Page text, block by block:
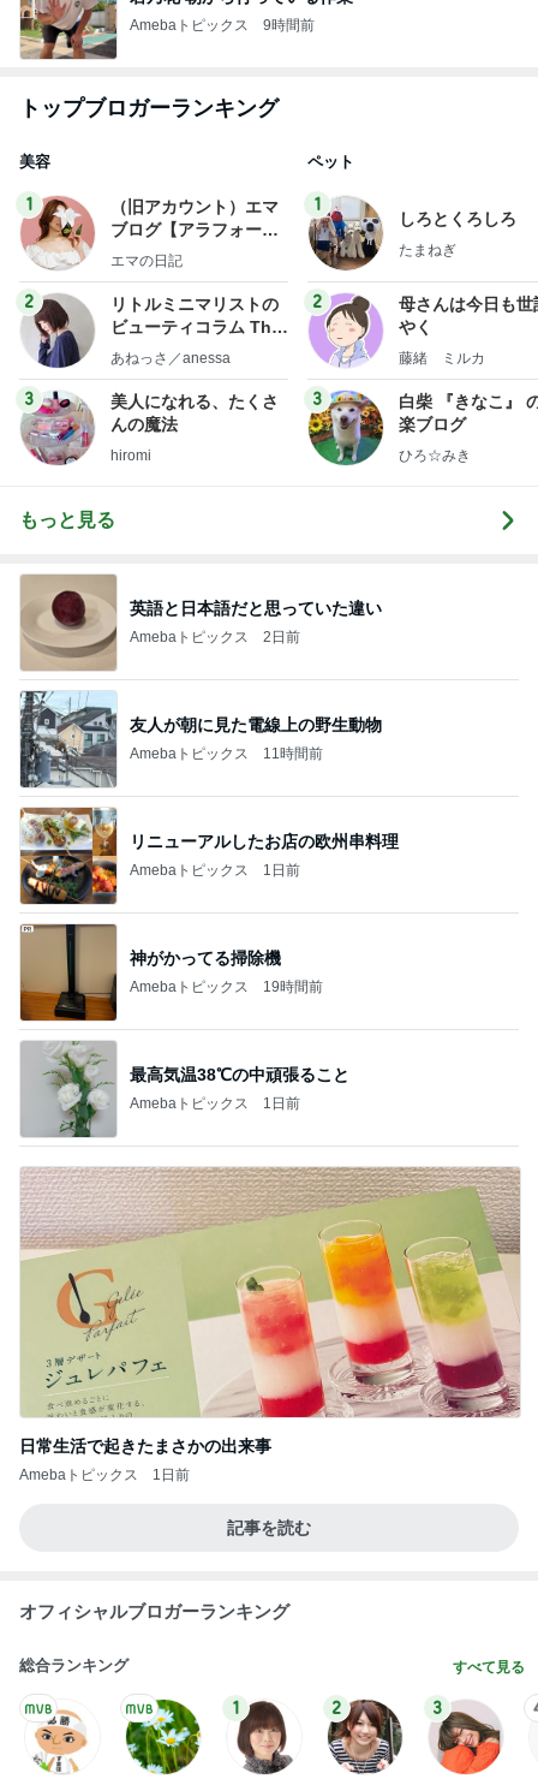
Amebaトピックス 9時間前
トップブロガーランキング
美容
1
（旧アカウント）エマ
ブログ【アラフォー会
社売却セカンドライ
エマの日記
2
リトルミニマリストの
ビューティコラム The
little minimalist's bea
あねっさ／anessa
3
美人になれる、たくさ
んの魔法
hiromi
ペット
1
しろとくろしろ
たまねぎ
2
母さんは今日も世
やく
藤緒 ミルカ
3
白柴 『きなこ』
楽ブログ
ひろ☆みき
もっと見る
英語と日本語だと思っていた違い
Amebaトピックス 2日前
友人が朝に見た電線上の野生動物
Amebaトピックス 11時間前
リニューアルしたお店の欧州串料理
Amebaトピックス 1日前
神がかってる掃除機
Amebaトピックス 19時間前
最高気温38℃の中頑張ること
Amebaトピックス 1日前
日常生活で起きたまさかの出来事
Amebaトピックス 1日前
記事を読む
オフィシャルブロガーランキング
総合ランキング すべて見る
1 2 3